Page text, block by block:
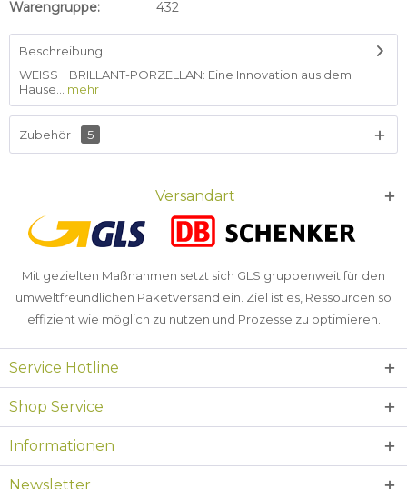
Warengruppe:
432
Beschreibung
WEISS BRILLANT-PORZELLAN: Eine Innovation aus dem
Hause...
mehr
Zubehör 5
Versandart
Mit gezielten Maßnahmen setzt sich GLS gruppenweit für den
umweltfreundlichen Paketversand ein. Ziel ist es, Ressourcen so
effizient wie möglich zu nutzen und Prozesse zu optimieren.
Service Hotline
Shop Service
Informationen
Newsletter